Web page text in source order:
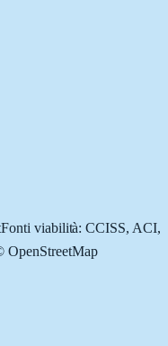
Fonti viabilità: CCISS, ACI,
OpenStreetMap